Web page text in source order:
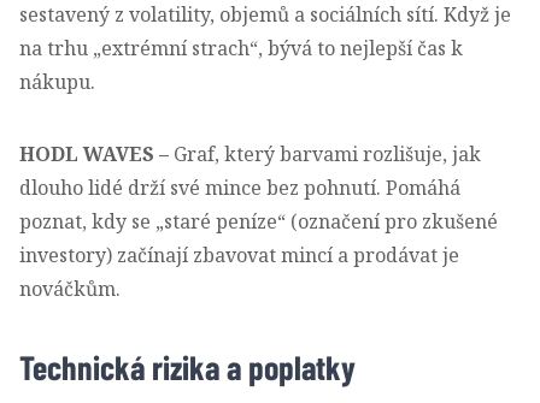
sestavený z volatility, objemů a sociálních sítí. Když je
na trhu „extrémní strach“, bývá to nejlepší čas k
nákupu.
HODL WAVES – Graf, který barvami rozlišuje, jak
dlouho lidé drží své mince bez pohnutí. Pomáhá
poznat, kdy se „staré peníze“ (označení pro zkušené
investory) začínají zbavovat mincí a prodávat je
nováčkům.
Technická rizika a poplatky